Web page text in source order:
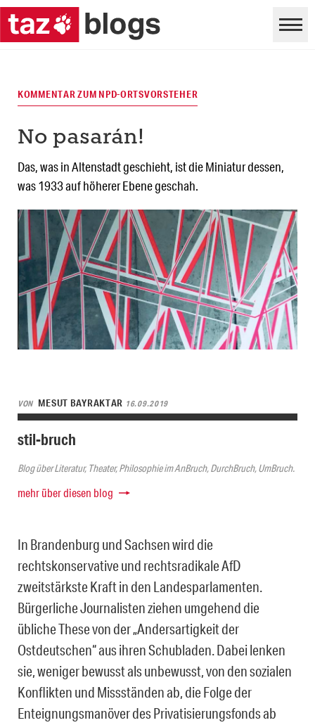
KOMMENTAR ZUM NPD-ORTSVORSTEHER
No pasarán!
Das, was in Altenstadt geschieht, ist die Miniatur dessen,
was 1933 auf höherer Ebene geschah.
VON MESUT BAYRAKTAR 16.09.2019
stil-bruch
Blog über Literatur, Theater, Philosophie im AnBruch, DurchBruch, UmBruch.
mehr über diesen blog
In Brandenburg und Sachsen wird die
rechtskonservative und rechtsradikale AfD
zweitstärkste Kraft in den Landesparlamenten.
Bürgerliche Journalisten ziehen umgehend die
übliche These von der „Andersartigkeit der
Ostdeutschen“ aus ihren Schubladen. Dabei lenken
sie, weniger bewusst als unbewusst, von den sozialen
Konflikten und Missständen ab, die Folge der
Enteignungsmanöver des Privatisierungsfonds ab